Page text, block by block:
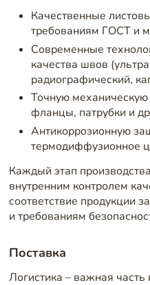
Качественные
требованиям ГОСТ и
Современные
качества швов
радиографический,
Точную механическую
фланцы, патрубки и
Антикоррозионную
термодиффузионное
Каждый этап
внутренним контролем
соответствие продукции
и требованиям
Поставка
Логистика – важная часть